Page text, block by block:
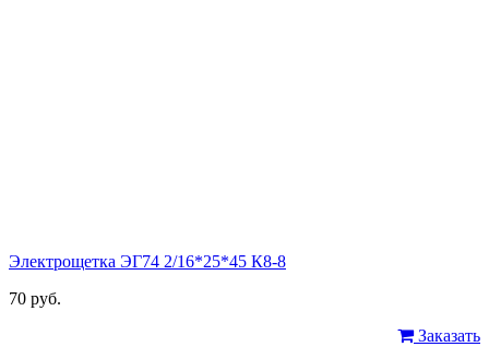
Электрощетка ЭГ74 2/16*25*45 К8-8
70 руб.
Заказать